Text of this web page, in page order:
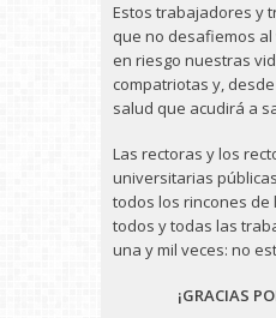
Estos trabajadores y
que no desafiemos
en riesgo nuestras
compatriotas y,
salud que acudirá a
Las rectoras y los
universitarias
todos los rincones de
todos y todas las
una y mil veces: no
¡GRACIAS